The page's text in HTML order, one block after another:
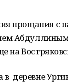
прощания с
на
деревне